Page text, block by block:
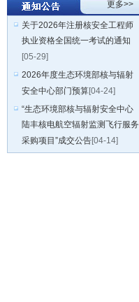
更多>>
关于2026年注册核安全工程师
执业资格全国统一考试的通知
[05-29]
2026年度生态环境部核与辐射
安全中心部门预算[04-24]
“生态环境部核与辐射安全中心
陆丰核电航空辐射监测飞行服务
采购项目”成交公告[04-14]